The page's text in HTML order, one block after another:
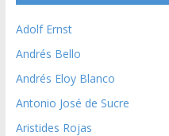
Adolf Ernst
Andrés Bello
Andrés Eloy Blanco
Antonio José de Sucre
Aristides Rojas